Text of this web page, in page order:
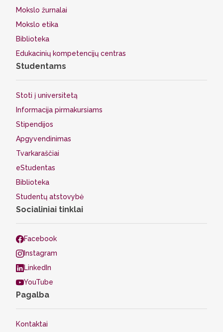
Mokslo žurnalai
Mokslo etika
Biblioteka
Edukacinių kompetencijų centras
Studentams
Stoti į universitetą
Informacija pirmakursiams
Stipendijos
Apgyvendinimas
Tvarkaraščiai
eStudentas
Biblioteka
Studentų atstovybė
Socialiniai tinklai
Facebook
Instagram
LinkedIn
YouTube
Pagalba
Kontaktai